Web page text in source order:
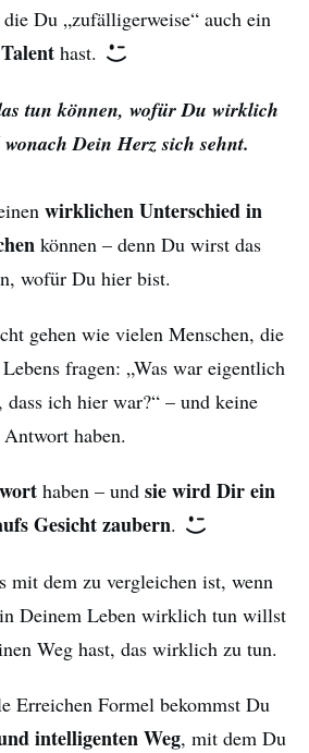
Du „zufälligerweise“ auch ein
Talenthast.
tun können, wofür Du wirklich
Dein Herz sich sehnt.
wirklichen Unterschied in
können – denn Du wirst das
wofür Du hier bist.
gehen wie vielen Menschen, die
fragen: „Was war eigentlich
dass ich hier war?“ – und keine
Antwort haben.
haben – und sie wird Dir ein
Gesicht zaubern.
mit dem zu vergleichen ist, wenn
Deinem Leben wirklich tun willst
Weg hast, das wirklich zu tun.
Erreichen Formel bekommst Du
intelligenten Weg, mit dem Du